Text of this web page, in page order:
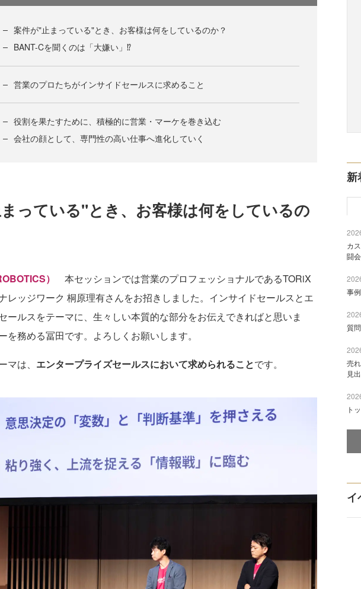
案件が"止まっている"とき、お客様は何をしているのか？
BANT-Cを聞くのは「大嫌い」⁉
営業のプロたちがインサイドセールスに求めること
役割を果たすために、積極的に営業・マーケを巻き込む
会社の顔として、専門性の高い仕事へ進化していく
っている"とき、お客様は何をしているの
）
本セッションでは営業のプロフェッショナルであるTORiX
レッジワーク 桐原理有さんをお招きしました。インサイドセールスとエ
ールスをテーマに、生々しい本質的な部分をお伝えできればと思いま
を務める冨田です。よろしくお願いします。
は、 エンタープライズセールスにおいて求められることです。
新
カ
闘
事
質
売
見
ト
イ